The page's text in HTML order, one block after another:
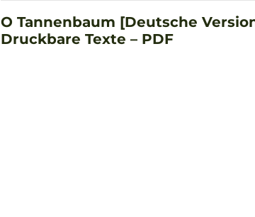
O Tannenbaum [Deutsche
Druckbare Texte – PDF